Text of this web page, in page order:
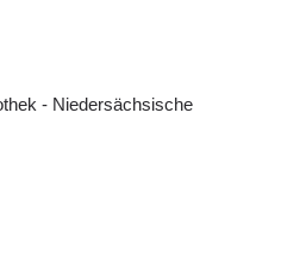
- Niedersächsische